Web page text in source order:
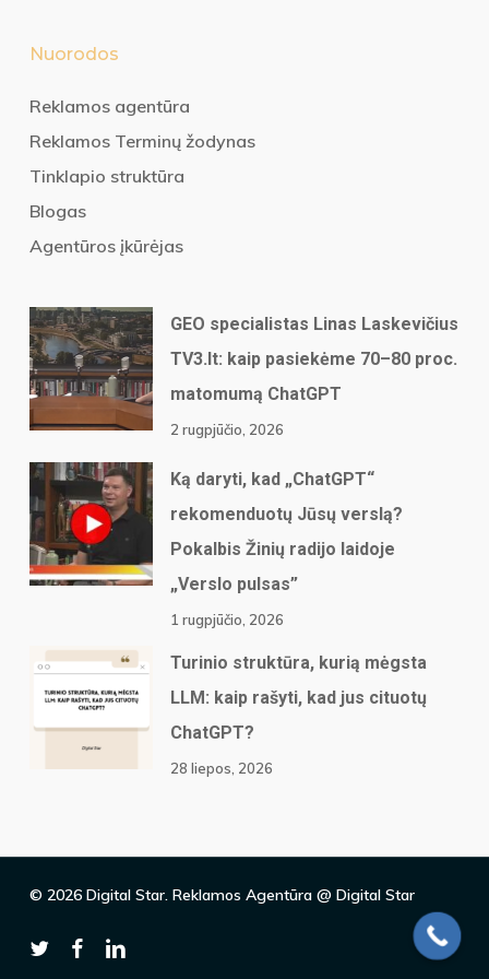
Nuorodos
Reklamos agentūra
Reklamos Terminų žodynas
Tinklapio struktūra
Blogas
Agentūros įkūrėjas
GEO specialistas Linas Laskevičius
TV3.lt: kaip pasiekėme 70–80 proc.
matomumą ChatGPT
2 rugpjūčio, 2026
Ką daryti, kad „ChatGPT“
rekomenduotų Jūsų verslą?
Pokalbis Žinių radijo laidoje
„Verslo pulsas”
1 rugpjūčio, 2026
Turinio struktūra, kurią mėgsta
LLM: kaip rašyti, kad jus cituotų
ChatGPT?
28 liepos, 2026
© 2026 Digital Star. Reklamos Agentūra @ Digital Star
twitterfacebooklinkedin